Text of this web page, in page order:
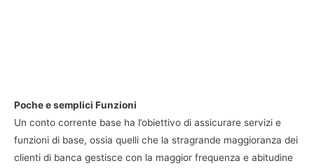
Poche e semplici Funzioni
Un conto corrente base ha l’obiettivo di assicurare servizi e
funzioni di base, ossia quelli che la stragrande maggioranza dei
clienti di banca gestisce con la maggior frequenza e abitudine